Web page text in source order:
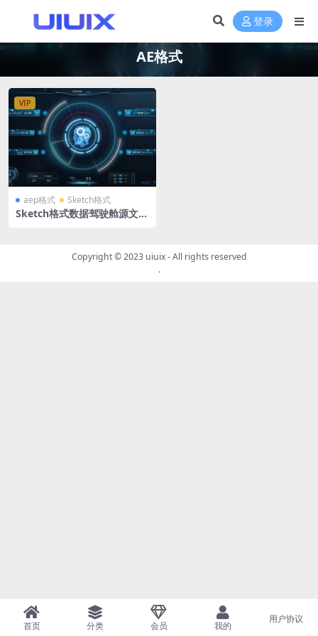
登录
AE格式
VIP
aep格式 Sketch格式
Sketch格式数据驾驶舱源文件
Copyright © 2023 uiuix- All rights reserved
.
首页 分类 会员 我的
用户协议